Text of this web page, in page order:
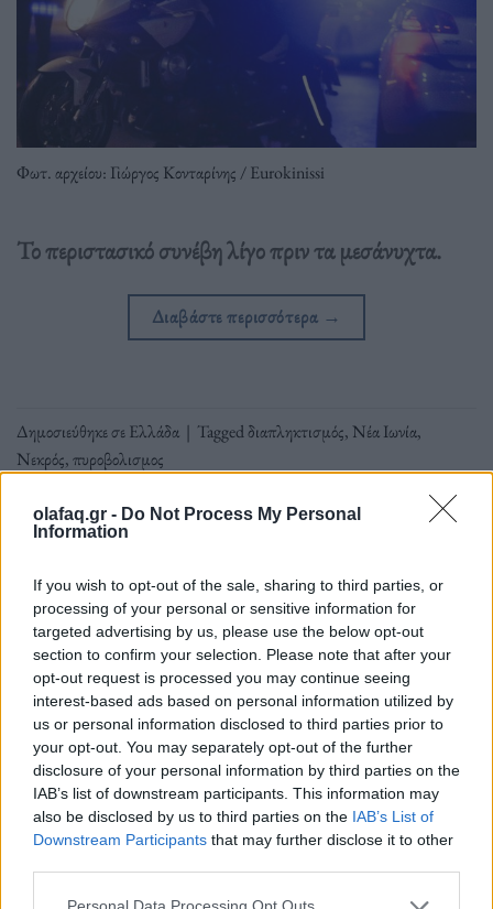
olafaq.gr - Do Not Process My Personal
Information
If you wish to opt-out of the sale, sharing to third parties, or
processing of your personal or sensitive information for
targeted advertising by us, please use the below opt-out
section to confirm your selection. Please note that after your
opt-out request is processed you may continue seeing
interest-based ads based on personal information utilized by
us or personal information disclosed to third parties prior to
your opt-out. You may separately opt-out of the further
disclosure of your personal information by third parties on the
IAB’s list of downstream participants. This information may
also be disclosed by us to third parties on the IAB’s List of
Downstream Participants that may further disclose it to other
Φωτ. αρχείου: Γιώργος Κονταρίνης / Eurokinissi
Το περιστασικό συνέβη λίγο πριν τα μεσάνυχτα.
Διαβάστε περισσότερα →
Δημοσιεύθηκε σεΕλλάδα | Taggedδιαπληκτισμός, Νέα Ιωνία,
Νεκρός,πυροβολισμος
Δείτε επίσης